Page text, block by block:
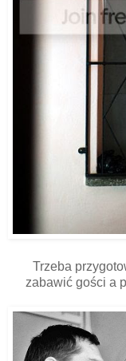
Trzeba
zabawić gości a